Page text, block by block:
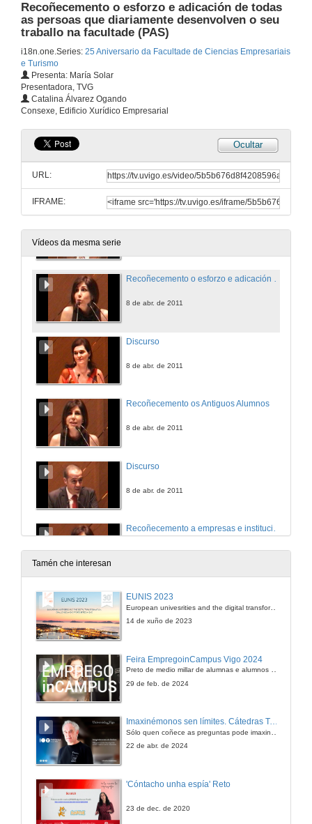
Recoñecemento o esforzo e adicación de todas
as persoas que diariamente desenvolven o seu
traballo na facultade (PAS)
i18n.one.Series: 25 Aniversario da Facultade de Ciencias Empresariais
e Turismo
Presenta: María Solar
Presentadora, TVG
Catalina Álvarez Ogando
Consexe, Edificio Xurídico Empresarial
Ocultar
URL:
IFRAME:
Vídeos da mesma serie
Benvida e Presentación do Acto
8 de abr. de 2011
8 de abr. de 2011
Recoñecemento da laboura realizada por as distintas persoas que ocuparon cargos de xestión dende a creación da Escola Universitaria de Estudos Empresariais de Ourense en 1986.
8 de abr. de 2011
Discurso
Recoñecemento o esforzo e adicación de todas as persoas que diariamente desenvolven o seu traballo na facultade (PAS)
8 de abr. de 2011
Discurso
8 de abr. de 2011
Recoñecemento os Antiguos Alumnos
8 de abr. de 2011
Discurso
8 de abr. de 2011
Recoñecemento a empresas e institucións
8 de abr. de 2011
Presentación do Vídeo
Tamén che interesan
EUNIS 2023
European univesrities and the digital transformation: challenges and opportunities ahead
14 de xuño de 2023
Feira EmpregoinCampus Vigo 2024
Preto de medio millar de alumnas e alumnos buscan coñecer máis de preto as oportunidades que lles achegan as arredor de medio cento de empresas que participan na edición viguesa da feira. Xunto coa visita aos stands, durante a feria desenvólvense varias actividades complementarias, como obradoiros, conversas, mesas redondas ou o pasaporte de empregabilidade, un espazo no que poderán recibir asesoramento sobre o seu CV.
29 de feb. de 2024
Imaxinémonos sen límites. Cátedras Telefónica
22 de abr. de 2024
'Cóntacho unha espía' Reto
23 de dec. de 2020